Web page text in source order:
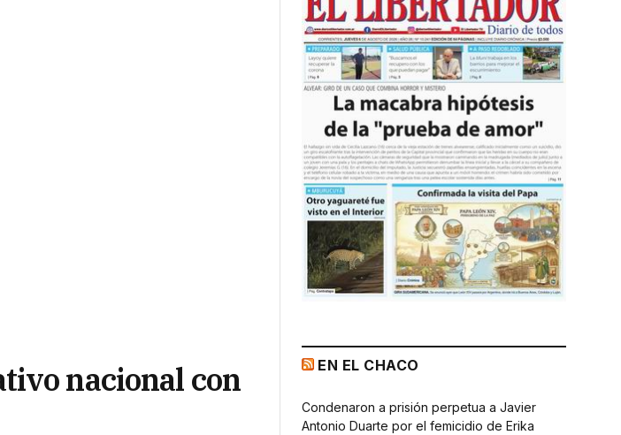
nacional con
EN EL CHACO
Condenaron a prisión perpetua a Javier
Antonio Duarte por el femicidio de Erika